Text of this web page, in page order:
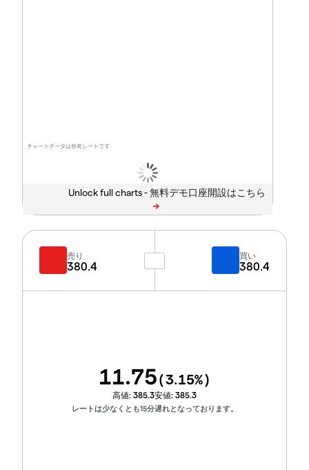
チャートデータは参考レートです
Unlock full charts -
売り
380.4
買い
380.4
11.75(3.15%)
高値: 385.3安値: 385.3
レートは少なくとも15分遅れとなっております。